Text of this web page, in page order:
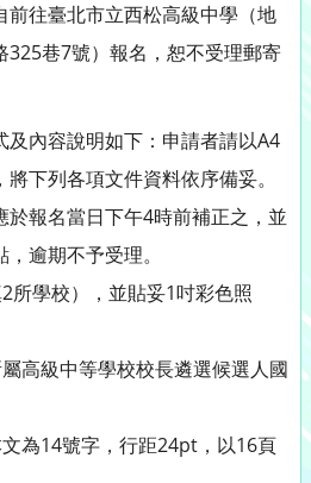
前往臺北市立西松高級中學（地
325巷7號）報名，恕不受理郵寄
及內容說明如下：申請者請以A4
下列各項文件資料依序備妥。
於報名當日下午4時前補正之，並
逾期不予受理。
所學校），並貼妥1吋彩色照
高級中等學校校長遴選候選人國
為14號字，行距24pt，以16頁